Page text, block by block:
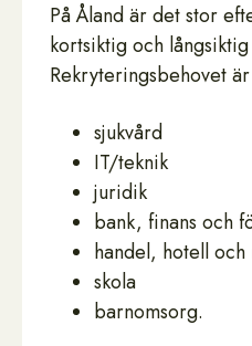
På Åland är det stor
kortsiktig och
Rekryteringsbehovet
sjukvård
IT/teknik
juridik
bank, finans och
handel, hotell och
skola
barnomsorg.